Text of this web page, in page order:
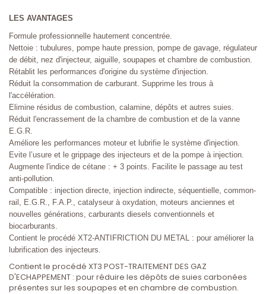
LES AVANTAGES
Formule professionnelle hautement concentrée.
Nettoie : tubulures, pompe haute pression, pompe de gavage, régulateur
de débit, nez d'injecteur, aiguille, soupapes et chambre de combustion.
Rétablit les performances d'origine du système d'injection.
Réduit la consommation de carburant. Supprime les trous à
l'accélération.
Elimine résidus de combustion, calamine, dépôts et autres suies.
Réduit l'encrassement de la chambre de combustion et de la vanne
E.G.R.
Améliore les performances moteur et lubrifie le système d'injection.
Evite l’usure et le grippage des injecteurs et de la pompe à injection.
Augmente l'indice de cétane : + 3 points. Facilite le passage au test
anti-pollution.
Compatible : injection directe, injection indirecte, séquentielle, common-
rail, E.G.R., F.A.P., catalyseur à oxydation, moteurs anciennes et
nouvelles générations, carburants diesels conventionnels et
biocarburants.
Contient le procédé XT2-ANTIFRICTION DU METAL : pour améliorer la
lubrification des injecteurs.
Contient le procédé XT3 POST-TRAITEMENT DES GAZ
D'ECHAPPEMENT : pour réduire les dépôts de suies carbonées
présentes sur les soupapes et en chambre de combustion.